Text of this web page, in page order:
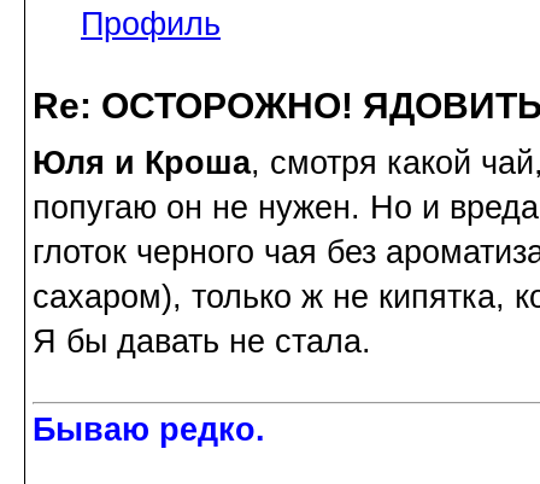
Профиль
Re: ОСТОРОЖНО!
Юля и Кроша, смотря какой
попугаю он не нужен. Но и
глоток черного чая без
сахаром), только ж не кипятка,
Я бы давать не стала.
Бываю редко.